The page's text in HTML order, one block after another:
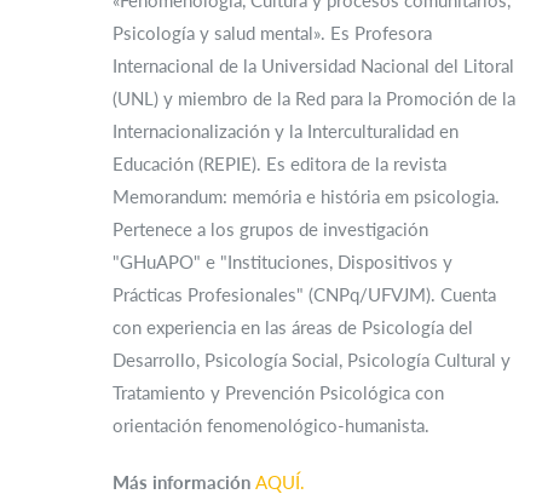
Psicología y salud mental». Es Profesora
Internacional de la Universidad Nacional del Litoral
(UNL) y miembro de la Red para la Promoción de la
Internacionalización y la Interculturalidad en
Educación (REPIE). Es editora de la revista
Memorandum: memória e história em psicologia.
Pertenece a los grupos de investigación
"GHuAPO" e "Instituciones, Dispositivos y
Prácticas Profesionales" (CNPq/UFVJM). Cuenta
con experiencia en las áreas de Psicología del
Desarrollo, Psicología Social, Psicología Cultural y
Tratamiento y Prevención Psicológica con
orientación fenomenológico-humanista.
Más información AQUÍ.